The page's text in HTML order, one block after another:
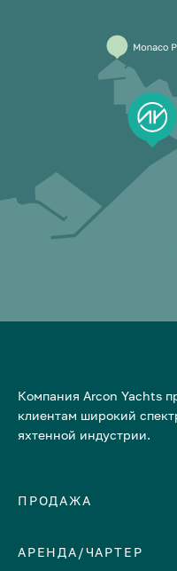
Компания Arcon Yachts
клиентам широкий
яхтенной индустрии.
ПРОДАЖА
Количество кают
АРЕНДА/ЧАРТЕР